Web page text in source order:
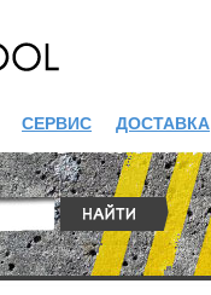
СЕРВИС ДОСТАВКА